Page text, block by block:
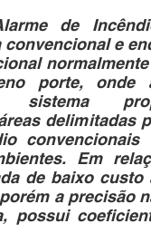
de
e
porte, onde
sistema
delimitadas
convencionais
Em
de baixo custo
a precisão
possui